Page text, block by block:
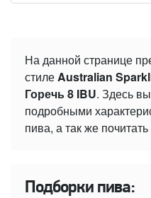
На данной странице
стилеAustralian
Горечь 8 IBU. Здесь
подробными
пива, а так же
Подборки пива: